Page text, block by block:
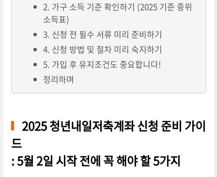
2. 가구 소득 기준 확인하기 (2025 기준 중위
소득표)
3. 신청 전 필수 서류 미리 준비하기
4. 신청 방법 및 절차 미리 숙지하기
5. 가입 후 유지조건도 중요합니다!
정리하며
2025 청년내일저축계좌 신청 준비 가이
드
: 5월 2일 시작 전에 꼭 해야 할 5가지